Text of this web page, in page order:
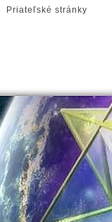
Priateľské stránky